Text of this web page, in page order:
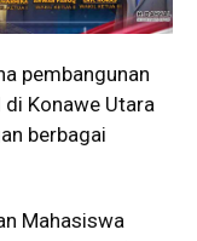
pembangunan
Konawe Utara
berbagai
Mahasiswa